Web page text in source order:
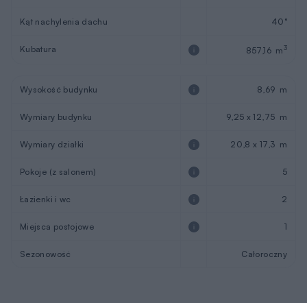
Kąt nachylenia dachu 40°
Kubatura 857,16 m3
Wysokość budynku 8,69 m
Wymiary budynku 9,25 x 12,75 m
Wymiary działki 20,8 x 17,3 m
Pokoje (z salonem) 5
Łazienki i wc 2
Miejsca postojowe 1
Sezonowość Całoroczny